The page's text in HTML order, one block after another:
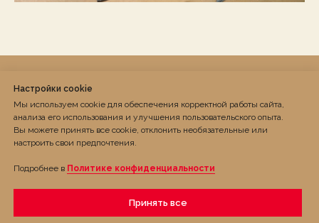
Настройки cookie
Мы используем cookie для обеспечения корректной работы сайта,
анализа его использования и улучшения пользовательского опыта.
Вы можете принять все cookie, отклонить необязательные или
настроить свои предпочтения.
Подробнее в Политике конфиденциальности
Принять все
Политика конфиденциальности,публичная офертаиусловия